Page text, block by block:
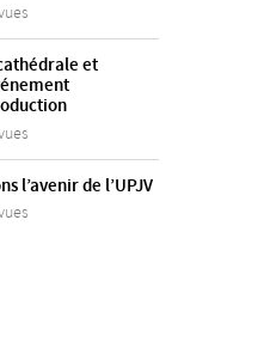
et
l’avenir de l’UPJV